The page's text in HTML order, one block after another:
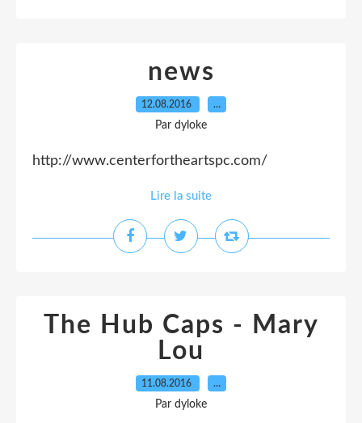
news
12.08.2016 …
Par dyloke
http://www.centerfortheartspc.com/
Lire la suite
The Hub Caps - Mary
Lou
11.08.2016 …
Par dyloke